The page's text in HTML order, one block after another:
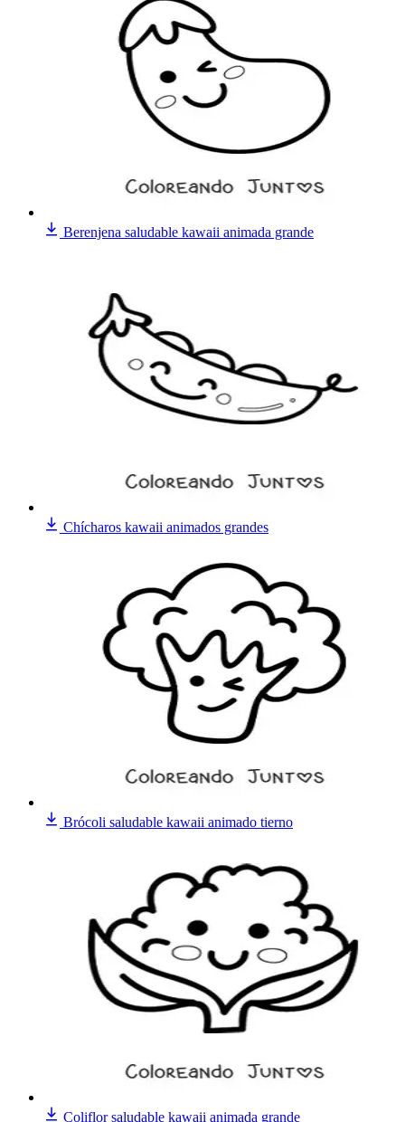
Berenjena saludable kawaii animada grande
Chícharos kawaii animados grandes
Brócoli saludable kawaii animado tierno
Coliflor saludable kawaii animada grande